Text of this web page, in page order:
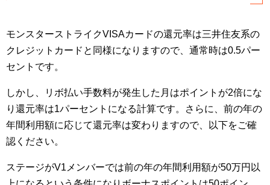
モンスターストライクVISAカードの還元率は三井住友系の
クレジットカードと同様になりますので、通常時は0.5パー
セントです。
しかし、リボ払い手数料が発生した月はポイントが2倍にな
り還元率は1パーセントになる計算です。さらに、前の年の
年間利用額に応じて還元率は変わりますので、以下をご確
認ください。
ステージがV1メンバーでは前の年の年間利用額が50万円以